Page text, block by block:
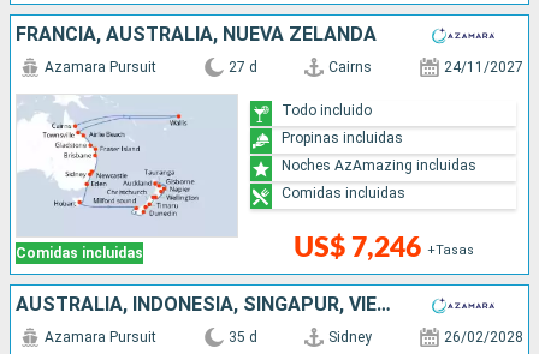
FRANCIA, AUSTRALIA, NUEVA ZELANDA
Comidas incluidas
Azamara Pursuit 27 d Cairns 24/11/2027
US$ 7,246 +Tasas
Todo incluido
Propinas incluidas
Noches AzAmazing incluidas
Comidas incluidas
AUSTRALIA, INDONESIA, SINGAPUR, VIETNAM, CHINA, TAIWÁN, JAPÓN
Azamara Pursuit 35 d Sidney 26/02/2028